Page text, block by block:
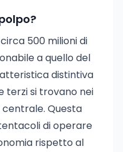
500 milioni di
a quello del
distintiva
terzi si trovano nei
Questa
di operare
rispetto al